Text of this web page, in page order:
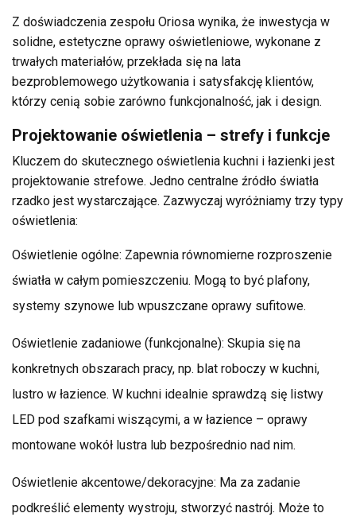
Z doświadczenia zespołu Oriosa wynika, że inwestycja w
solidne, estetyczne oprawy oświetleniowe, wykonane z
trwałych materiałów, przekłada się na lata
bezproblemowego użytkowania i satysfakcję klientów,
którzy cenią sobie zarówno funkcjonalność, jak i design.
Projektowanie oświetlenia – strefy i funkcje
Kluczem do skutecznego oświetlenia kuchni i łazienki jest
projektowanie strefowe. Jedno centralne źródło światła
rzadko jest wystarczające. Zazwyczaj wyróżniamy trzy typy
oświetlenia:
Oświetlenie ogólne: Zapewnia równomierne rozproszenie
światła w całym pomieszczeniu. Mogą to być plafony,
systemy szynowe lub wpuszczane oprawy sufitowe.
Oświetlenie zadaniowe (funkcjonalne): Skupia się na
konkretnych obszarach pracy, np. blat roboczy w kuchni,
lustro w łazience. W kuchni idealnie sprawdzą się listwy
LED pod szafkami wiszącymi, a w łazience – oprawy
montowane wokół lustra lub bezpośrednio nad nim.
Oświetlenie akcentowe/dekoracyjne: Ma za zadanie
podkreślić elementy wystroju, stworzyć nastrój. Może to